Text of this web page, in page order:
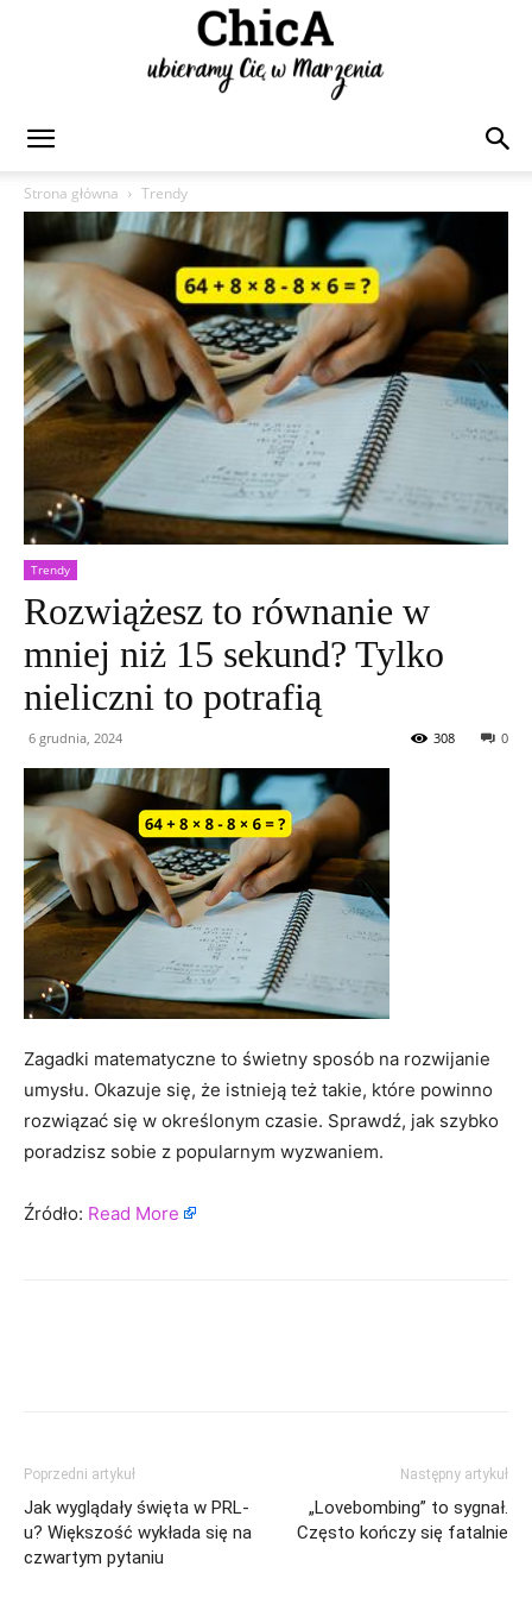
Strona główna
Trendy
Trendy
Rozwiążesz to równanie w
mniej niż 15 sekund? Tylko
nieliczni to potrafią
6 grudnia, 2024 0
308
Zagadki matematyczne to świetny sposób na rozwijanie
umysłu. Okazuje się, że istnieją też takie, które powinno
rozwiązać się w określonym czasie. Sprawdź, jak szybko
poradzisz sobie z popularnym wyzwaniem.
Źródło: Read More
Poprzedni artykuł
Jak wyglądały święta w PRL-
u? Większość wykłada się na
czwartym pytaniu
Następny artykuł
„Lovebombing” to sygnał.
Często kończy się fatalnie